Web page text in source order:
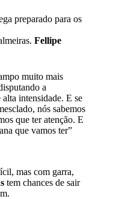
preparado para os
Fellipe
muito mais
a
intensidade. E se
nós sabemos
que ter atenção. E
que vamos ter”
mas com garra,
tem chances de sair